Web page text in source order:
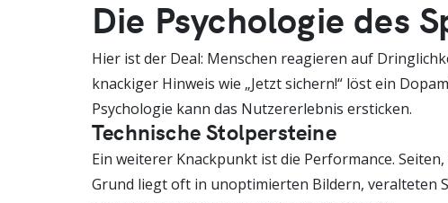
Die Psychologie des
Hier ist der Deal: Menschen reagieren auf
knackiger Hinweis wie „Jetzt sichern!“ löst ein
Psychologie kann das Nutzererlebnis ersticken.
Technische Stolpersteine
Ein weiterer Knackpunkt ist die Performance.
Grund liegt oft in unoptimierten Bildern, veralteten